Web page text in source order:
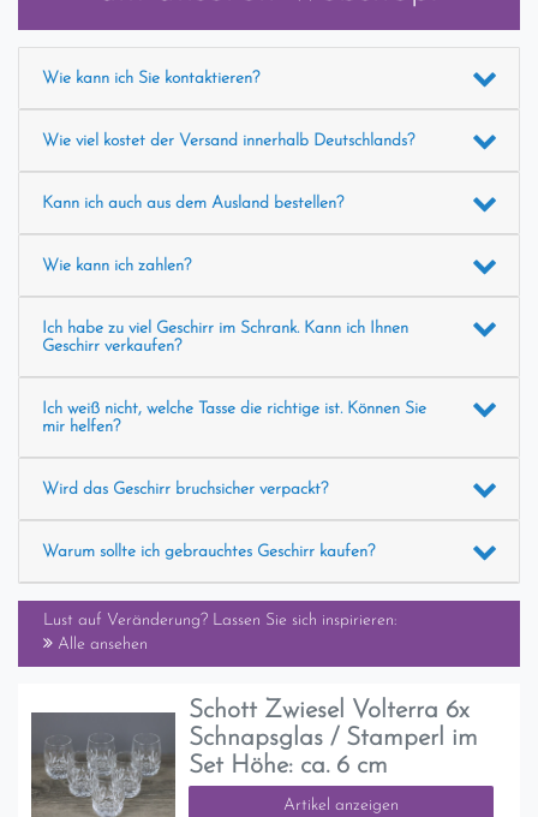
Wie kann ich Sie kontaktieren?
Wie viel kostet der Versand innerhalb Deutschlands?
Kann ich auch aus dem Ausland bestellen?
Wie kann ich zahlen?
Ich habe zu viel Geschirr im Schrank. Kann ich Ihnen
Geschirr verkaufen?
Ich weiß nicht, welche Tasse die richtige ist. Können Sie
mir helfen?
Wird das Geschirr bruchsicher verpackt?
Warum sollte ich gebrauchtes Geschirr kaufen?
Lust auf Veränderung? Lassen Sie sich inspirieren:
Alle ansehen
Schott Zwiesel Volterra 6x
Schnapsglas / Stamperl im
Set Höhe: ca. 6 cm
Artikel anzeigen